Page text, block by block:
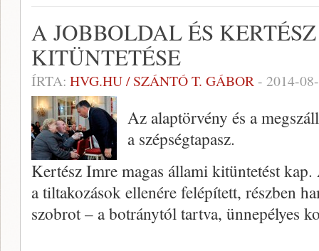
A JOBBOLDAL ÉS
KITÜNTETÉSE
ÍRTA: HVG.HU / SZÁNTÓ T. GÁBOR- 2014-
Az alaptörvény és a
a szépségtapasz.
Kertész Imre magas állami kitüntetést
a tiltakozások ellenére felépített, részben
szobrot – a botránytól tartva, ünnepélyes